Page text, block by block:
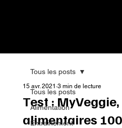
Tous les posts
Alimentation
Entrainement
Tous les posts
Test :
alimentaires
15 avr. 2021 3 min de lecture